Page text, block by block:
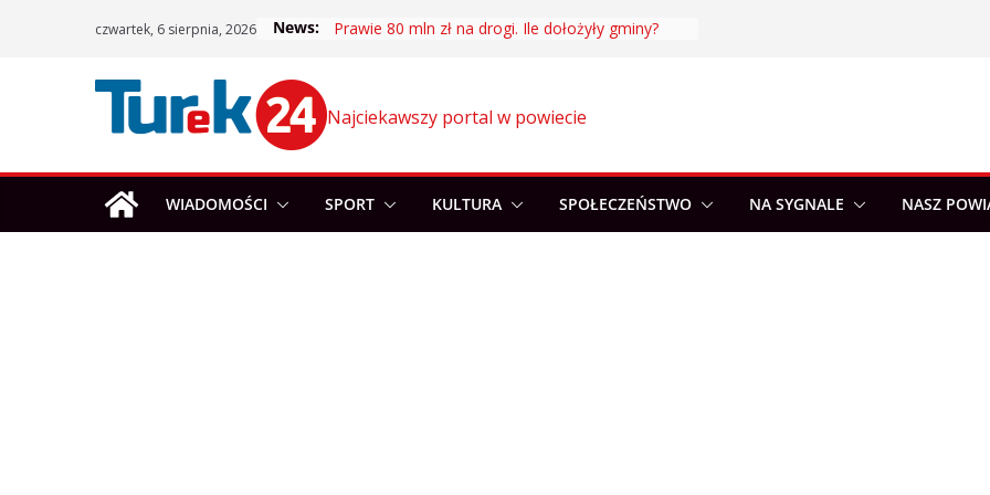
czwartek, 6 sierpnia, 2026 News: Prawie 80 mln zł na drogi. Ile dołożyły gminy?
Najciekawszy portal w powiecie
WIADOMOŚCI SPORT KULTURA SPOŁECZEŃSTWO NA SYGNALE NASZ